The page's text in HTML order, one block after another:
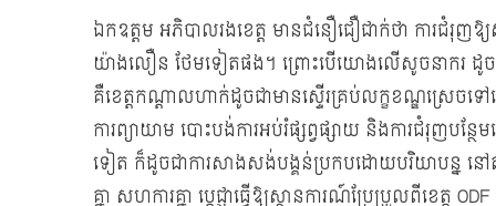
ឯកឧត្ដម អភិបាលរងខេត្ត មានជំនឿជឿជាក់ថា ការជំរុញឱ្
យ៉ាងលឿន ថែមទៀតផង។ ព្រោះបើយោងលើសូចនាករ ដូ
គឺខេត្តកណ្តាលហាក់ដូចជាមានស្ទើរគ្រប់លក្ខខណ្ឌស្រេ
ការព្យាយាម បោះបង់ការអប់រំផ្សព្វផ្សាយ និងការជំរុញបន្ថ
ទៀត ក៏ដូចជាការសាងសង់បង្គន់ប្រកបដោយបរិយាបន្ន នៅត
គ្នា សហការគ្នា ប្តេជ្ញាធ្វើឱ្យស្ថានការណ៍ប្រែប្រួលពីខេត្